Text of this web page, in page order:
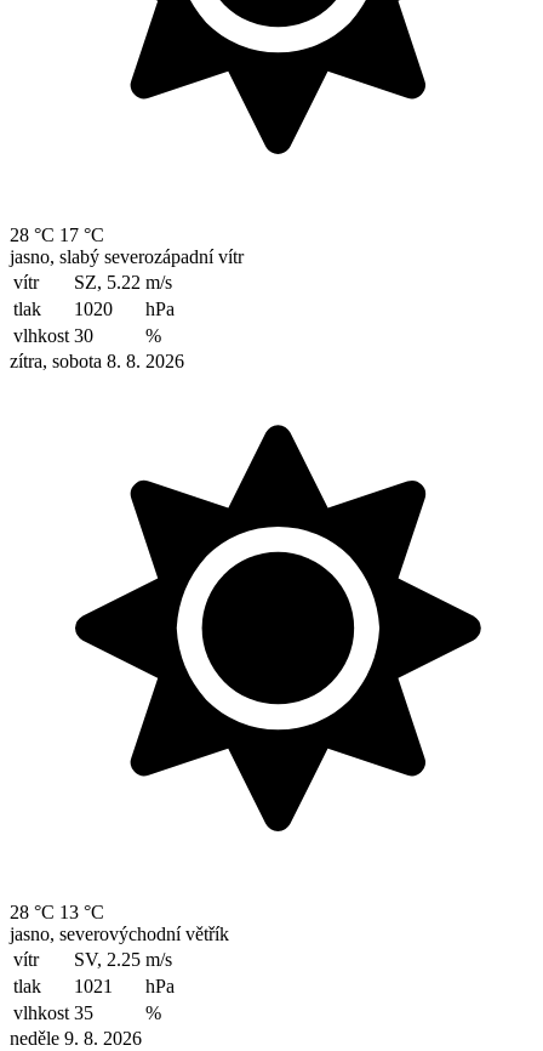
28 °C 17 °C
jasno, slabý severozápadní vítr
vítr
SZ, 5.22 m/s
tlak
1020
hPa
vlhkost 30
%
zítra, sobota 8. 8. 2026
28 °C 13 °C
jasno, severovýchodní větřík
vítr
SV, 2.25 m/s
tlak
1021
hPa
vlhkost 35
%
neděle 9. 8. 2026